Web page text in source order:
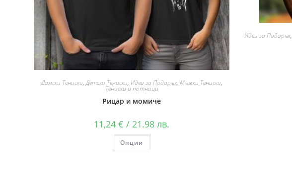
Дамски Тениски, Детски Тениски, Идеи за Подарък, Мъжки Тениски,
Тениски и потници
Рицар и момиче
11,24€ / 21.98 лв.
Опции
Идеи за Подарък,